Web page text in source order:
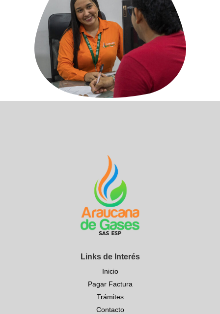
Links de Interés
Inicio
Pagar Factura
Trámites
Contacto